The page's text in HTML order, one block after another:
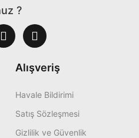
?
Alışveriş
Havale Bildirimi
Satış Sözleşmesi
Gizlilik ve Güvenlik